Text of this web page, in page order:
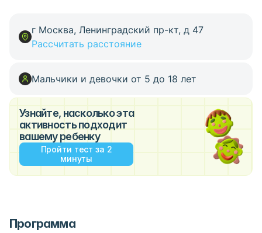
г Москва, Ленинградский пр-кт, д 47
Рассчитать расстояние
Мальчики и девочки от 5 до 18 лет
Узнайте, насколько эта
активность подходит
вашему ребенку
Пройти тест за 2
минуты
Программа